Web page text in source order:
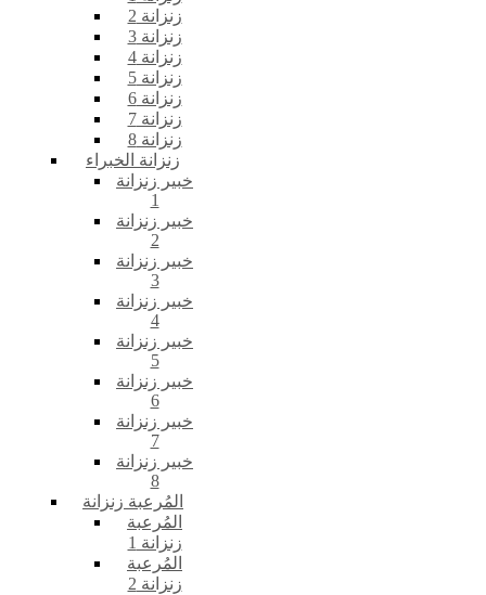
زنزانة 2
زنزانة 3
زنزانة 4
زنزانة 5
زنزانة 6
زنزانة 7
زنزانة 8
زنزانة الخبراء
خبير زنزانة
1
خبير زنزانة
2
خبير زنزانة
3
خبير زنزانة
4
خبير زنزانة
5
خبير زنزانة
6
خبير زنزانة
7
خبير زنزانة
8
المُرعبة زنزانة
المُرعبة
زنزانة 1
المُرعبة
زنزانة 2